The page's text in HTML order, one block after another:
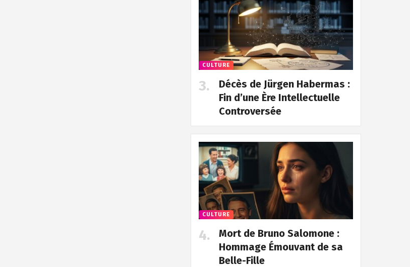
CULTURE
Décès de Jürgen Habermas :
Fin d’une Ère Intellectuelle
Controversée
CULTURE
Mort de Bruno Salomone :
Hommage Émouvant de sa
Belle-Fille